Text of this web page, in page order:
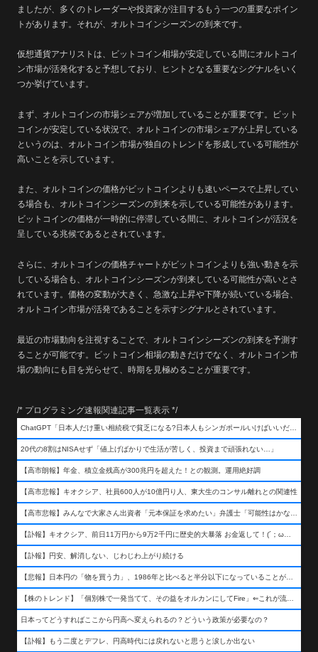
ましたが、多くのトレーダーや投資家が注目するもう一つの重要なポイン
トがあります。それが、オルトコインシーズンの到来です。
仮想通貨アナリストは、ビットコイン相場が安定している間にオルトコイ
ン市場が活発化すると予想しており、ヒントとなる重要なシグナルをいく
つか挙げています。
まず、オルトコインの市場シェアが増加していることが重要です。ビット
コインが安定している状況で、オルトコインの市場シェアが上昇している
というのは、オルトコイン市場が独自のトレンドを形成している可能性が
高いことを示しています。
また、オルトコインの価格がビットコインよりも速いペースで上昇してい
る場合も、オルトコインシーズンの到来を示している可能性があります。
ビットコインの価格が一時的に停滞している間に、オルトコインが活況を
呈している兆候であるとされています。
さらに、オルトコインの価格チャートがビットコインよりも強い動きを示
している場合も、オルトコインシーズンが到来している可能性が高いとさ
れています。価格の変動が大きく、急激な上昇や下降が続いている場合、
オルトコイン市場が活発であることを示すシグナルとされています。
最近の市場動向を注視することで、オルトコインシーズンの到来を予測す
ることが可能です。ビットコイン相場の動きだけでなく、オルトコイン市
場の動向にも目を光らせて、時期を見極めることが重要です。
/* プログラミング速報関連記事一覧表示 */
20代の8割はNISAせず「値上げばかりで生活が苦しく、投資まで頑張れない…」
【高市朗報】年金、積立金残高が300兆円を超えた！との観測。運用絶好調
【高市悲報】キオクシア、社員600人が10億円り人、東大生のコンサル離れとの関連性
【訃報】円安、解消しない、じわじわ上がり続ける
日本ってどうすればここから円高へ変えられるの？どういう政策が必要なの？
【訃報】もう二度とデフレ、円高時代には戻れないと思うと涙しか出ない